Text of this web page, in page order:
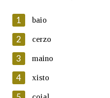
En cumprimento da normativa
Protección de Datos de
Galega informa a aqueles
electrónico, así como calquera
1 baio
2 cerzo
3 maino
4 xisto